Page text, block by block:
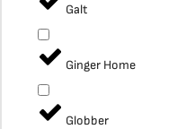
Galt
Ginger Home
Globber